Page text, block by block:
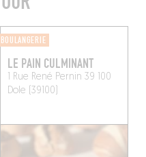
BOULANGERIE
LE PAIN CULMINANT
1 Rue René Pernin 39 100
Dole (39100)